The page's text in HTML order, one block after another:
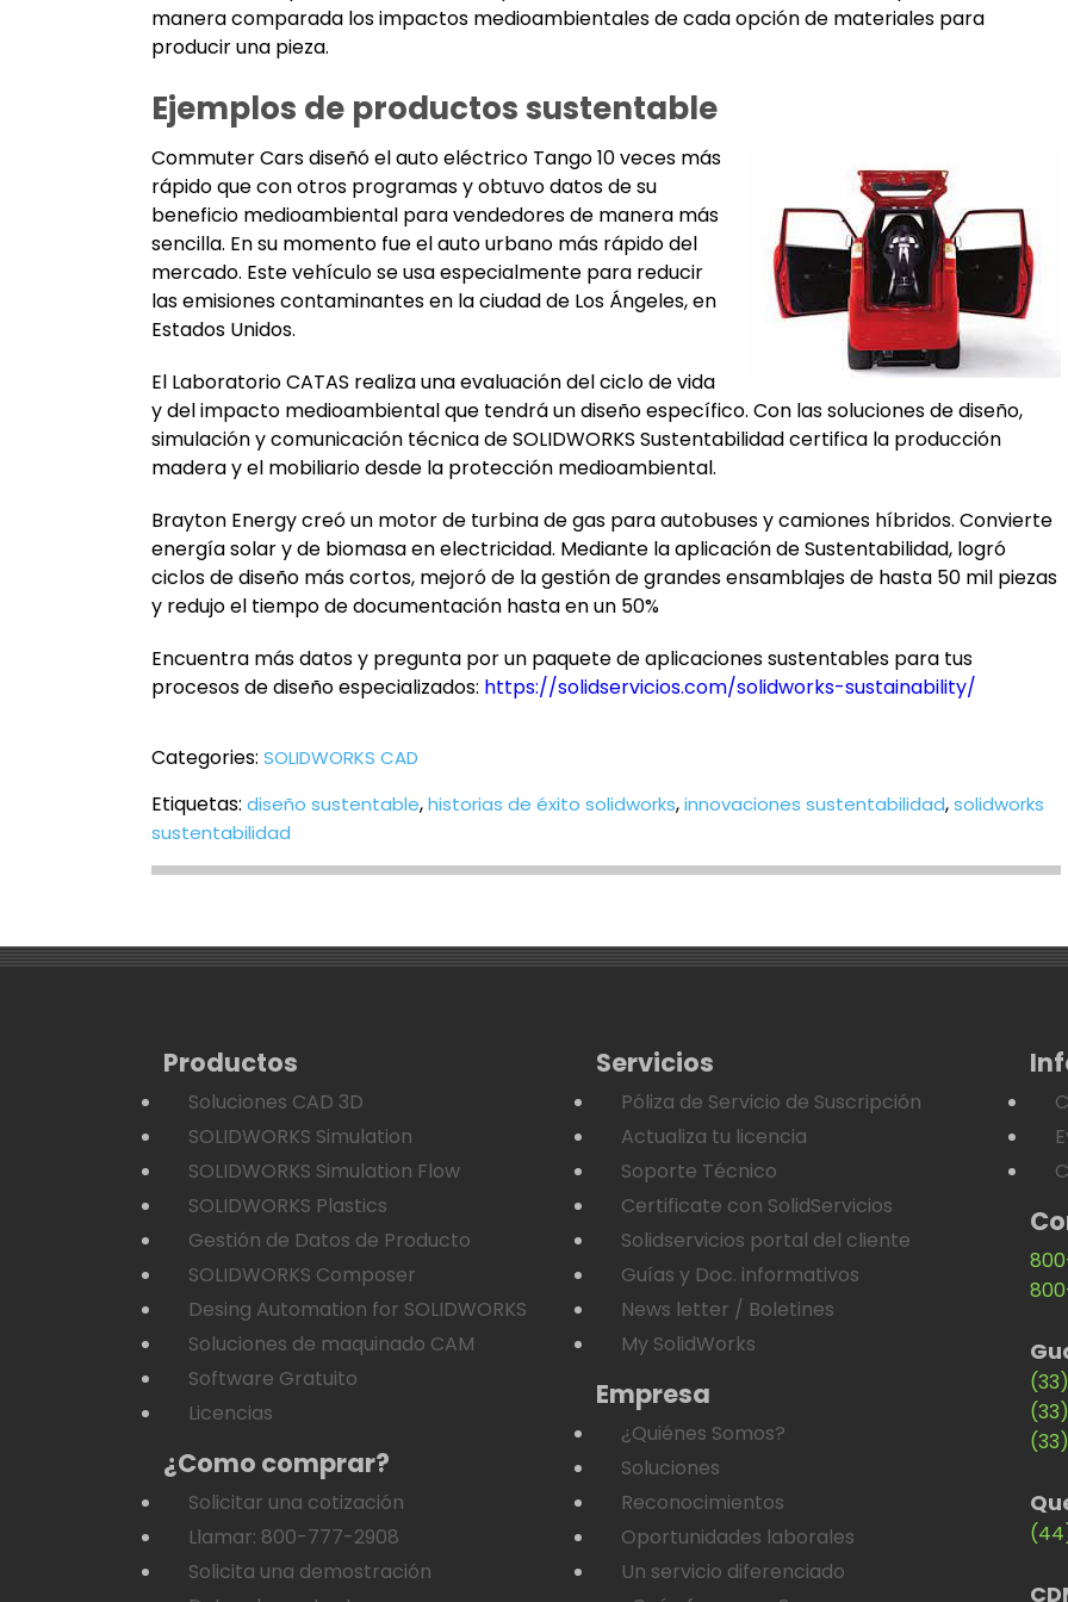
manera comparada los impactos medioambientales de cada opción de materiales para
producir una pieza.
Ejemplos de productos sustentable
Commuter Cars diseñó el auto eléctrico Tango 10 veces más
rápido que con otros programas y obtuvo datos de su
beneficio medioambiental para vendedores de manera más
sencilla. En su momento fue el auto urbano más rápido del
mercado. Este vehículo se usa especialmente para reducir
las emisiones contaminantes en la ciudad de Los Ángeles, en
Estados Unidos.
El Laboratorio CATAS realiza una evaluación del ciclo de vida
y del impacto medioambiental que tendrá un diseño específico. Con las soluciones de diseño,
simulación y comunicación técnica de SOLIDWORKS Sustentabilidad certifica la producción
madera y el mobiliario desde la protección medioambiental.
Brayton Energy creó un motor de turbina de gas para autobuses y camiones híbridos. Convierte
energía solar y de biomasa en electricidad. Mediante la aplicación de Sustentabilidad, logró
ciclos de diseño más cortos, mejoró de la gestión de grandes ensamblajes de hasta 50 mil piezas
y redujo el tiempo de documentación hasta en un 50%
Encuentra más datos y pregunta por un paquete de aplicaciones sustentables para tus
procesos de diseño especializados: https://solidservicios.com/solidworks-sustainability/
Categories: SOLIDWORKS CAD
Etiquetas: diseño sustentable,historias de éxito solidworks,innovaciones sustentabilidad,solidworks
sustentabilidad
Productos
Soluciones CAD 3D
SOLIDWORKS Simulation
SOLIDWORKS Simulation Flow
SOLIDWORKS Plastics
Gestión de Datos de Producto
SOLIDWORKS Composer
Desing Automation for SOLIDWORKS
Soluciones de maquinado CAM
Software Gratuito
Licencias
¿Como comprar?
Solicitar una cotización
Llamar: 800-777-2908
Solicita una demostración
Servicios
Póliza de Servicio de Suscripción
Actualiza tu licencia
Soporte Técnico
Certificate con SolidServicios
Solidservicios portal del cliente
Guías y Doc. informativos
News letter / Boletines
My SolidWorks
Empresa
¿Quiénes Somos?
Soluciones
Reconocimientos
Oportunidades laborales
Un servicio diferenciado